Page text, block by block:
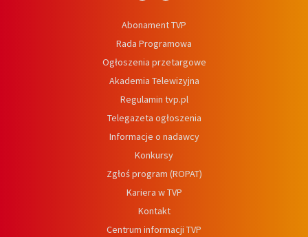
Abonament TVP
Rada Programowa
Ogłoszenia przetargowe
Akademia Telewizyjna
Regulamin tvp.pl
Telegazeta ogłoszenia
Informacje o nadawcy
Konkursy
Zgłoś program (ROPAT)
Kariera w TVP
Kontakt
Centrum informacji TVP